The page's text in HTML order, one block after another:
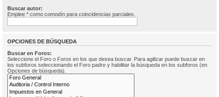
Buscar autor:
Emplee * como comodín para coincidencias parciales.
OPCIONES DE BÚSQUEDA
Buscar en Foros:
Seleccione el Foro o Foros en los que desea buscar. Para agilizar puede buscar en
los subforos seleccionando el Foro padre y habilitar la búsqueda en los subforos (en
Opciones de búsqueda).